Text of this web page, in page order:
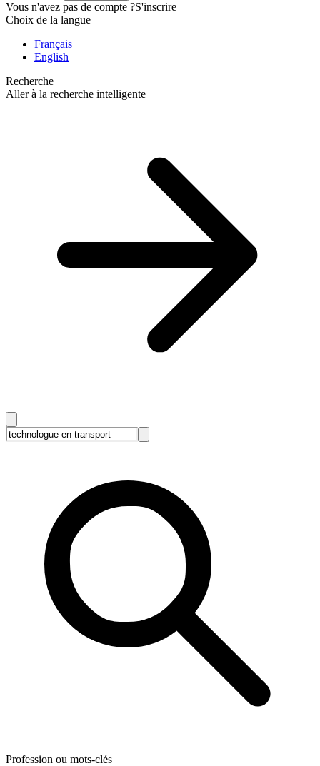
Vous n'avez pas de compte ?S'inscrire
Choix de la langue
Français
English
Recherche
Aller à la recherche intelligente
Profession ou mots-clés